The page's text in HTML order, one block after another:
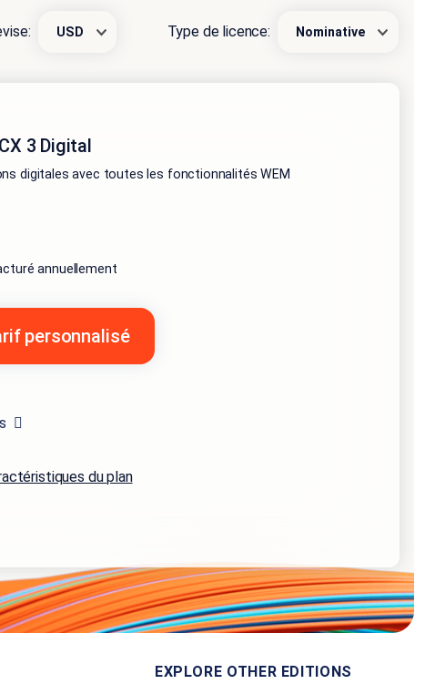
Type de licence: Nominative
3 Digital
digitales avec toutes les fonctionnalités WEM
annuellement
personnalisé
du plan
EXPLORE OTHER EDITIONS